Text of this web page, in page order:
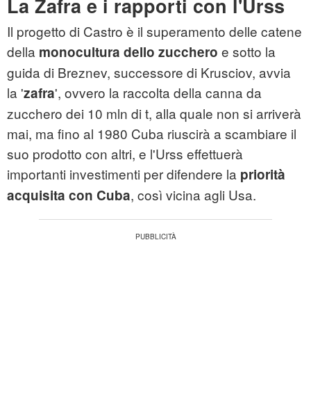
La Zafra e i rapporti con l'Urss
Il progetto di Castro è il superamento delle catene
della monocultura dello zucchero e sotto la
guida di Breznev, successore di Krusciov, avvia
la 'zafra', ovvero la raccolta della canna da
zucchero dei 10 mln di t, alla quale non si arriverà
mai, ma fino al 1980 Cuba riuscirà a scambiare il
suo prodotto con altri, e l'Urss effettuerà
importanti investimenti per difendere la priorità
acquisita con Cuba, così vicina agli Usa.